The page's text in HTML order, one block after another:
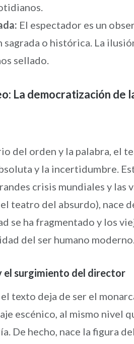
El espectador es un
sagrada o histórica. La
sellado.
La democratización de
del orden y la palabra, el
y la incertidumbre.
crisis mundiales y las
teatro del absurdo), nace
se ha fragmentado y los
del ser humano
el surgimiento del director
el texto deja de ser el
escénico, al mismo nivel
De hecho, nace la figura